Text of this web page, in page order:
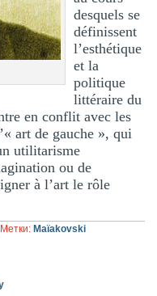
desquels se
définissent
l’esthétique
et la
politique
littéraire du
en conflit avec les
art de gauche », qui
utilitarisme
ou de
à l’art le rôle
Метки: Maïakovski